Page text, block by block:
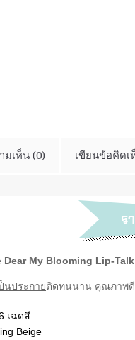
มเห็น (0) เขียนข้อคิดเ
Dear My Blooming Lip-
นประกายติดทนนาน คุณภาพดี
เฉดสี
Beige